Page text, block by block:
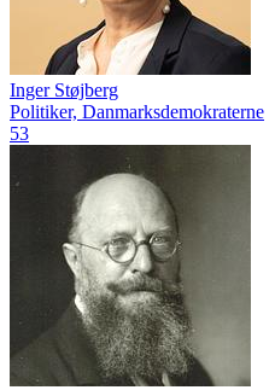
Inger Støjberg
Politiker, Danmarksdemokraterne
53